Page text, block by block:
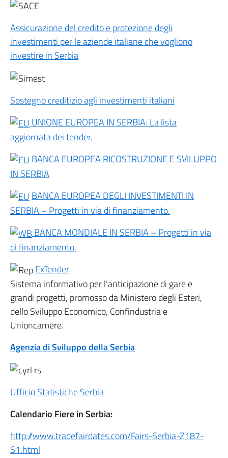
Assicurazione del credito e protezione degli
investimenti per le aziende italiane che vogliono
investire in Serbia
Sostegno creditizio agli investimenti italiani
UNIONE EUROPEA IN SERBIA: La lista
aggiornata dei tender.
BANCA EUROPEA RICOSTRUZIONE E SVILUPPO
IN SERBIA
BANCA EUROPEA DEGLI INVESTIMENTI IN
SERBIA – Progetti in via di finanziamento.
BANCA MONDIALE IN SERBIA – Progetti in via
di finanziamento.
ExTender
Sistema informativo per l’anticipazione di gare e
grandi progetti, promosso da Ministero degli Esteri,
dello Sviluppo Economico, Confindustria e
Unioncamere.
Agenzia di Sviluppo della Serbia
Ufficio Statistiche Serbia
Calendario Fiere in Serbia:
http://www.tradefairdates.com/Fairs-Serbia-Z187-
S1.html